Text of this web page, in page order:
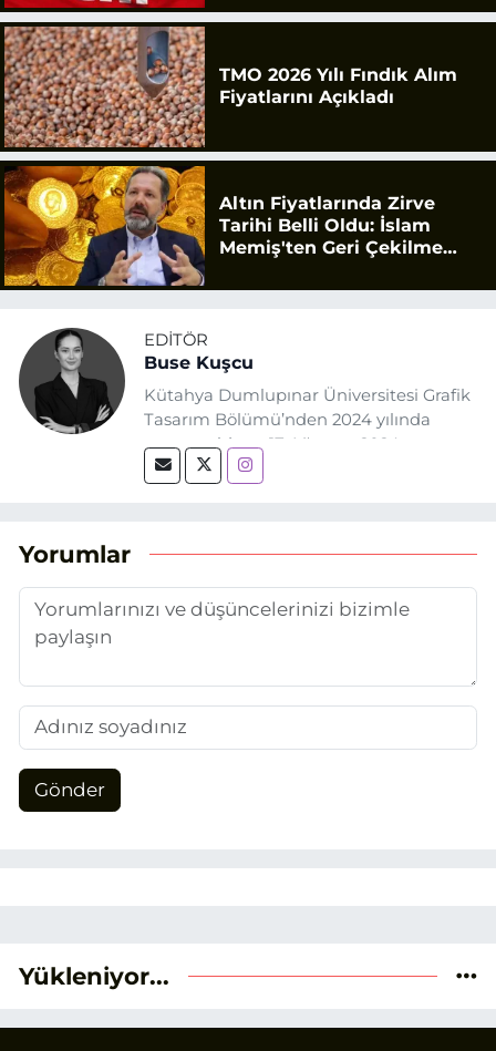
TMO 2026 Yılı Fındık Alım
Fiyatlarını Açıkladı
Altın Fiyatlarında Zirve
Tarihi Belli Oldu: İslam
Memiş'ten Geri Çekilme
EDITÖR
Buse Kuşcu
Kütahya Dumlupınar Üniversitesi Grafik
Tasarım Bölümü’nden 2024 yılında
mezun oldum. 17 Ağustos 2024
tarihinde, Grafik Tasarım alanında staj
adım attım.
Yorumlar
Gönder
Yükleniyor...